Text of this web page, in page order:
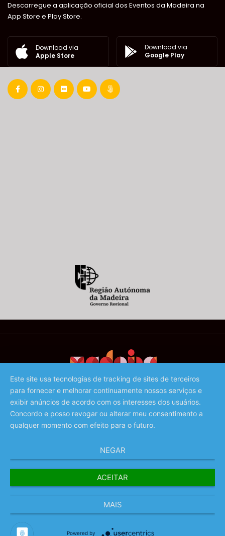
Descarregue a aplicação oficial dos Eventos da Madeira na
App Store e Play Store.
Download via
Apple Store
Download via
Google Play
©️ 2023 - Associação de Promoção da Madeira
Este site usa tecnologias de tracking de sites de terceiros
para fornecer e melhorar continuamente nossos serviços e
exibir anúncios de acordo com os interesses dos usuários.
Concordo e posso revogar ou alterar meu consentimento a
qualquer momento com efeito para o futuro.
NEGAR
ACEITAR
MAIS
Powered by